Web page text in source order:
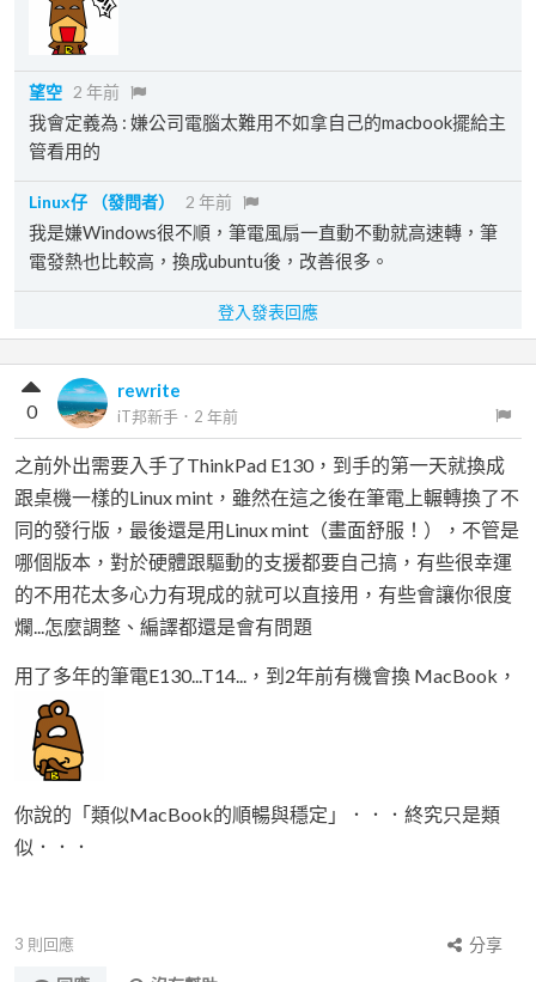
望空 2 年前
我會定義為 : 嫌公司電腦太難用不如拿自己的macbook擺給主
管看用的
Linux仔 （發問者） 2 年前
我是嫌Windows很不順，筆電風扇一直動不動就高速轉，筆
電發熱也比較高，換成ubuntu後，改善很多。
登入發表回應
rewrite
iT邦新手 ． 2 年前
0
之前外出需要入手了ThinkPad E130，到手的第一天就換成
跟桌機一樣的Linux mint，雖然在這之後在筆電上輾轉換了不
同的發行版，最後還是用Linux mint（畫面舒服！），不管是
哪個版本，對於硬體跟驅動的支援都要自己搞，有些很幸運
的不用花太多心力有現成的就可以直接用，有些會讓你很度
爛...怎麼調整、編譯都還是會有問題
用了多年的筆電E130...T14...，到2年前有機會換 MacBook，
你說的「類似MacBook的順暢與穩定」．．．終究只是類
似．．．
3 則回應
分享